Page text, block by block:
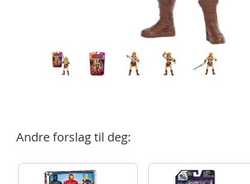
Andre forslag til deg: